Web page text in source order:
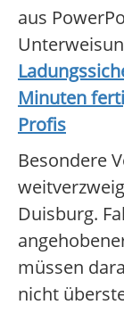
aus
Minuten
Profis
Besondere
Duisburg.
müssen
nicht